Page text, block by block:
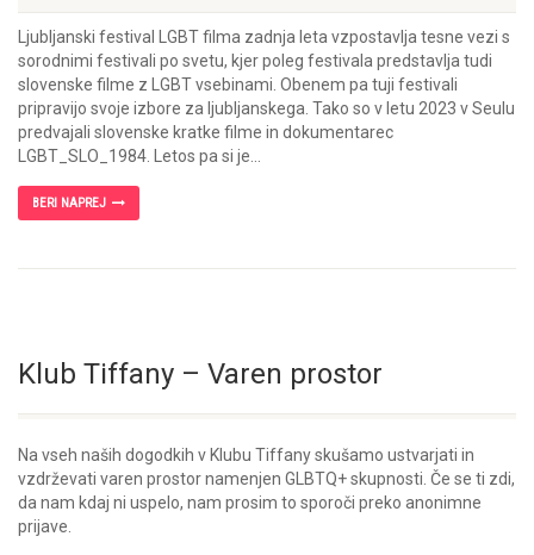
Ljubljanski festival LGBT filma zadnja leta vzpostavlja tesne vezi s
sorodnimi festivali po svetu, kjer poleg festivala predstavlja tudi
slovenske filme z LGBT vsebinami. Obenem pa tuji festivali
pripravijo svoje izbore za ljubljanskega. Tako so v letu 2023 v Seulu
predvajali slovenske kratke filme in dokumentarec
LGBT_SLO_1984. Letos pa si je...
BERI NAPREJ
Klub Tiffany – Varen prostor
Na vseh naših dogodkih v Klubu Tiffany skušamo ustvarjati in
vzdrževati varen prostor namenjen GLBTQ+ skupnosti. Če se ti zdi,
da nam kdaj ni uspelo, nam prosim to sporoči preko anonimne
prijave.